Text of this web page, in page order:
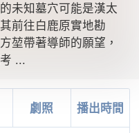
未知墓穴可能是漢太
前往白鹿原實地勘
堃帶著導師的願望，
...
劇照 播出時間